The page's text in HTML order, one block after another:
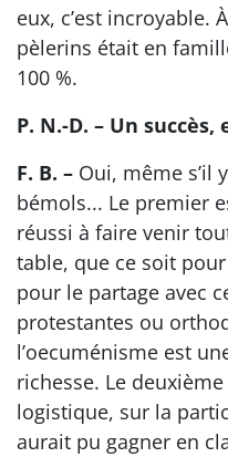
eux, c’est incroyable.
pèlerins était en
100 %.
P. N.-D. – Un succès,
F. B. – Oui, même s’il
bémols... Le premier
réussi à faire venir
table, que ce soit
pour le partage avec
protestantes ou
l’oecuménisme est
richesse. Le
logistique, sur la
aurait pu gagner en